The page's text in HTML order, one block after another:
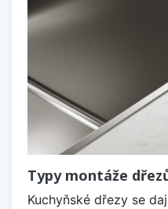
Typy montáže
Kuchyňské dřezy se